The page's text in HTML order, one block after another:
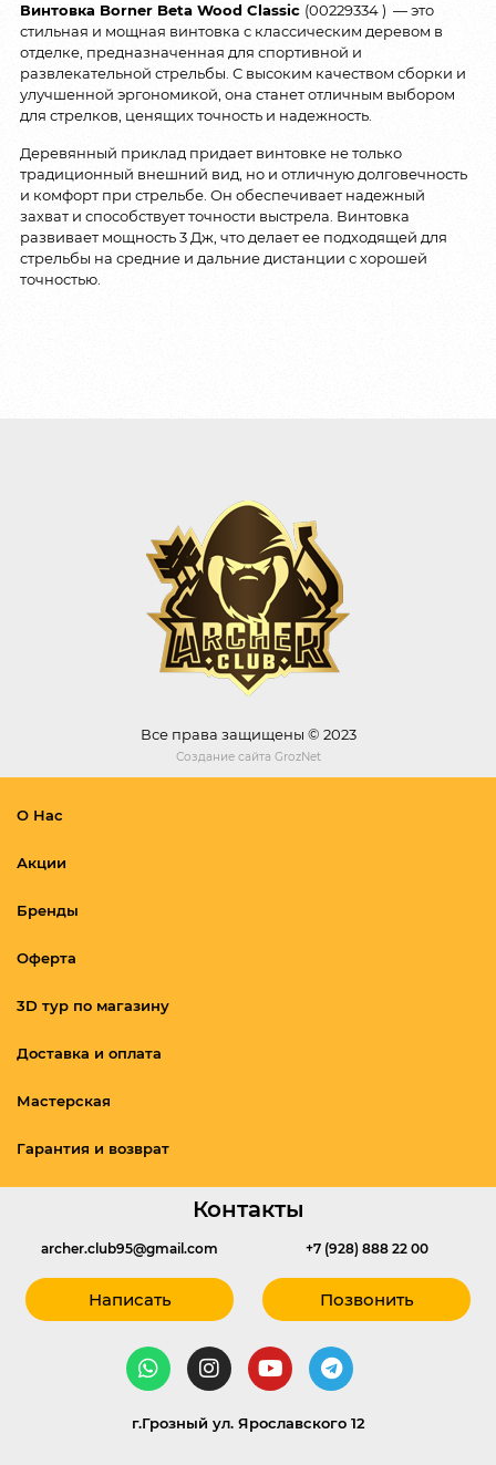
Винтовка Borner Beta Wood Classic (00229334 ) — это
стильная и мощная винтовка с классическим деревом в
отделке, предназначенная для спортивной и
развлекательной стрельбы. С высоким качеством сборки и
улучшенной эргономикой, она станет отличным выбором
для стрелков, ценящих точность и надежность.
Деревянный приклад придает винтовке не только
традиционный внешний вид, но и отличную долговечность
и комфорт при стрельбе. Он обеспечивает надежный
захват и способствует точности выстрела. Винтовка
развивает мощность 3 Дж, что делает ее подходящей для
стрельбы на средние и дальние дистанции с хорошей
точностью.
Все права защищены © 2023
Создание сайта GrozNet
О Нас
Акции
Бренды
Оферта
3D тур по магазину
Доставка и оплата
Мастерская
Гарантия и возврат
Контакты
archer.club95@gmail.com
Написать
+7 (928) 888 22 00
Позвонить
г.Грозный ул. Ярославского 12